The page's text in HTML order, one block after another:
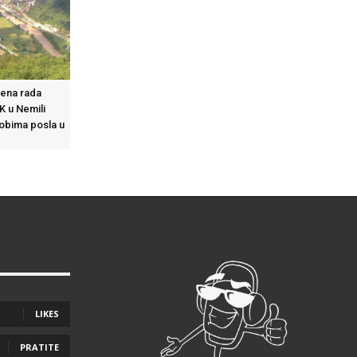
rada
u Nemili
posla u
LIKES
PRATITE